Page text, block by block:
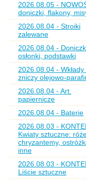
2026.08.05 -
doniczki, flakony,
2026.08.04 - Stroiki
zalewane
2026.08.04 -
osłonki, podstawki
2026.08.04 - Wkłady
zniczy olejowo-
2026.08.04 - Art.
papiernicze
2026.08.04 - Baterie
2026.08.03 -
Kwiaty sztuczne:
chryzantemy,
inne
2026.08.03 -
Liście sztuczne